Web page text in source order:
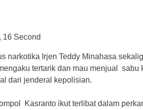
16 Second
narkotika Irjen Teddy Minahasa
tertarik dan mau menjual sabu
dari jenderal kepolisian.
Kasranto ikut terlibat dalam